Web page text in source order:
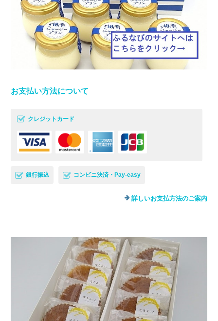
お支払い方法について
クレジットカード
銀行振込 コンビニ決済・Pay-easy
詳しいお支払方法のご案内